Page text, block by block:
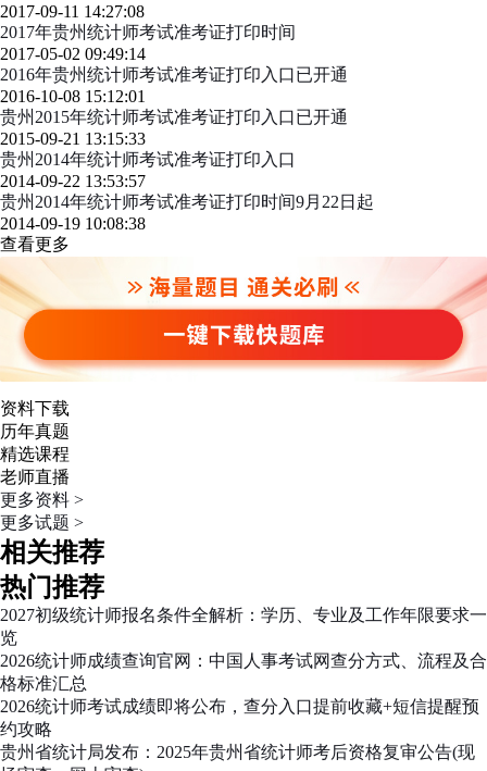
2017-09-11 14:27:08
2017年贵州统计师考试准考证打印时间
2017-05-02 09:49:14
2016年贵州统计师考试准考证打印入口已开通
2016-10-08 15:12:01
贵州2015年统计师考试准考证打印入口已开通
2015-09-21 13:15:33
贵州2014年统计师考试准考证打印入口
2014-09-22 13:53:57
贵州2014年统计师考试准考证打印时间9月22日起
2014-09-19 10:08:38
查看更多
资料下载
历年真题
精选课程
老师直播
更多资料 >
更多试题 >
相关推荐
热门推荐
2027初级统计师报名条件全解析：学历、专业及工作年限要求一
览
2026统计师成绩查询官网：中国人事考试网查分方式、流程及合
格标准汇总
2026统计师考试成绩即将公布，查分入口提前收藏+短信提醒预
约攻略
贵州省统计局发布：2025年贵州省统计师考后资格复审公告(现